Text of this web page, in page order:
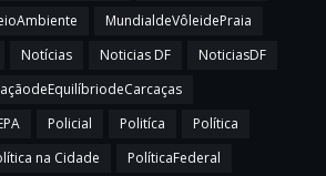
MundialdeVôleidePraia
Notícias Noticias DF
NoticiasDF
Policial Politíca
Política
na Cidade
PolíticaFederal